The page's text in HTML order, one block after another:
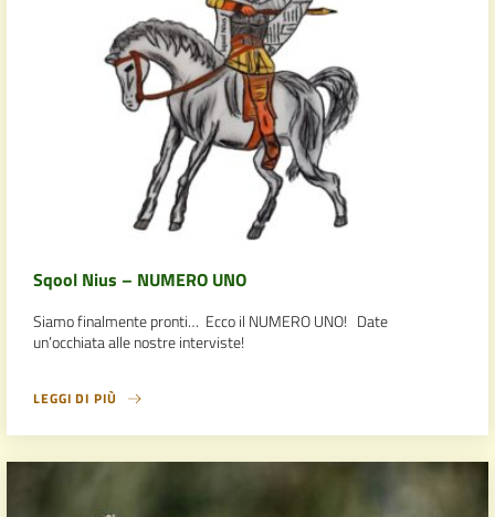
Sqool Nius – NUMERO UNO
Siamo finalmente pronti… Ecco il NUMERO UNO! Date
un’occhiata alle nostre interviste!
LEGGI DI PIÙ